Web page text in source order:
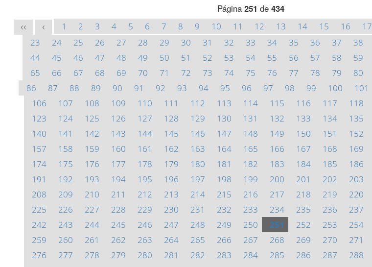
Página 251 de 434
<< < 1 2 3 4 5 6 7 8 9 10 11 12 13 14 15 16 17
23
24 25 26 27 28 29 30 31 32 33 34 35 36 37 38
44
45 46 47 48 49 50 51 52 53 54 55 56 57 58 59
65
66 67 68 69 70 71 72 73 74 75 76 77 78 79 80
86
87 88 89 90 91 92 93 94 95 96 97 98 99 100 101
106
107 108 109 110 111 112 113 114 115 116 117 118
123
124 125 126 127 128 129 130 131 132 133 134 135
140
141 142 143 144 145 146 147 148 149 150 151 152
157
158 159 160 161 162 163 164 165 166 167 168 169
174
175 176 177 178 179 180 181 182 183 184 185 186
191
192 193 194 195 196 197 198 199 200 201 202 203
208
209 210 211 212 213 214 215 216 217 218 219 220
225
226 227 228 229 230 231 232 233 234 235 236 237
242
243 244 245 246 247 248 249 250 251 252 253 254
259
260 261 262 263 264 265 266 267 268 269 270 271
276
277 278 279 280 281 282 283 284 285 286 287 288